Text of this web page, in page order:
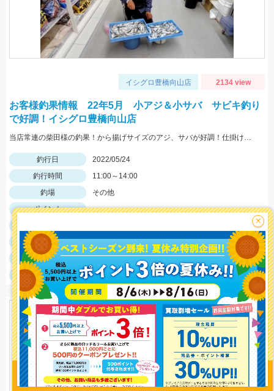
釣り情報を
投稿する
イシグロ豊橋向山店 2134 view
お客様釣果情報 22年5月 小アジ＆小サバ サビキ釣り
で好調！イシグロ豊橋向山店
当店常連の柴田様の釣果！から揚げサイズのアジ、サバが好調！仕掛けはママカリサビキ3～5号でOK！
釣行日
2022/05/24
釣行時間
11:00～14:00
釣場
その他
ポイント
釣り方
サビキ釣り
釣果
アジ100匹、サバ150匹
サイズ
アジ10㎝前後、サバ10㎝前後
×